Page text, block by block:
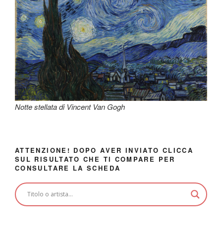
Notte stellata di Vincent Van Gogh
ATTENZIONE! DOPO AVER INVIATO CLICCA
SUL RISULTATO CHE TI COMPARE PER
CONSULTARE LA SCHEDA